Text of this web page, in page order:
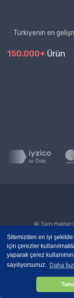
Sitemizden en iyi
için çerezler
yaparak çerez
sayılıyorsunuz. Daha
Türkiyenin en
150.000+ Ürün
© Tüm